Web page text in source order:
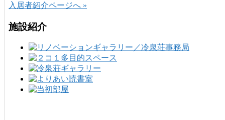
入居者紹介ページへ »
施設紹介